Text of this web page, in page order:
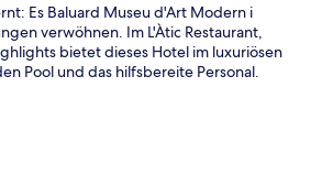
2
Es Baluard Museu d'Art Modern i
verwöhnen. Im L'Àtic Restaurant,
bietet dieses Hotel im luxuriösen
Pool und das hilfsbereite Personal.